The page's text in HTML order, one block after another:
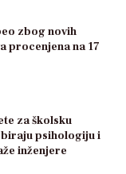
zbog novih
procenjena na 17
za školsku
psihologiju i
inženjere